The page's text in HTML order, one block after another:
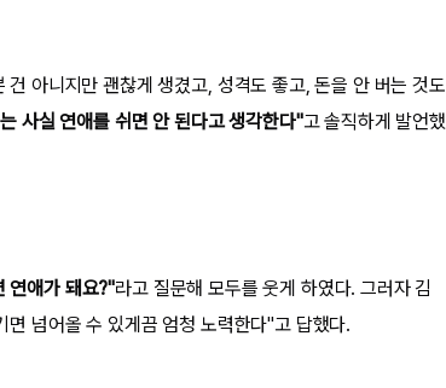
아니지만 괜찮게 생겼고, 성격도 좋고, 돈을 안 버는 것도
사실 연애를 쉬면 안 된다고 생각한다"고 솔직하게 발언했
연애가 돼요?"라고 질문해 모두를 웃게 하였다. 그러자 김
넘어올 수 있게끔 엄청 노력한다"고 답했다.